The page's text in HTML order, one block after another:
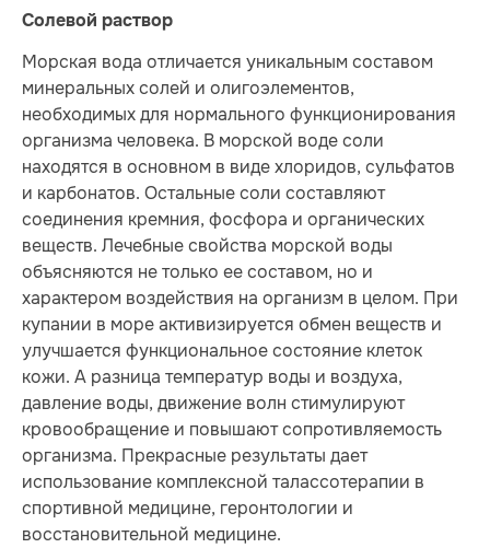
Cолевой раствор
Морская вода отличается уникальным составом
минеральных солей и олигоэлементов,
необходимых для нормального функционирования
организма человека. В морской воде соли
находятся в основном в виде хлоридов, сульфатов
и карбонатов. Остальные соли составляют
соединения кремния, фосфора и органических
веществ. Лечебные свойства морской воды
объясняются не только ее составом, но и
характером воздействия на организм в целом. При
купании в море активизируется обмен веществ и
улучшается функциональное состояние клеток
кожи. А разница температур воды и воздуха,
давление воды, движение волн стимулируют
кровообращение и повышают сопротивляемость
организма. Прекрасные результаты дает
использование комплексной талассотерапии в
спортивной медицине, геронтологии и
восстановительной медицине.